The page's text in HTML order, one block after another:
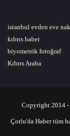
istanbul evden eve
kıbrıs haber
biyometrik fotoğraf
Kıbrıs Araba
Copyright 2014 -
Çorlu'da Haber tüm